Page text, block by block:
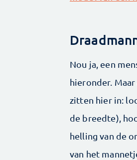
Nou ja, een
hieronder.
zitten hier in:
de breedte),
helling van de
van het